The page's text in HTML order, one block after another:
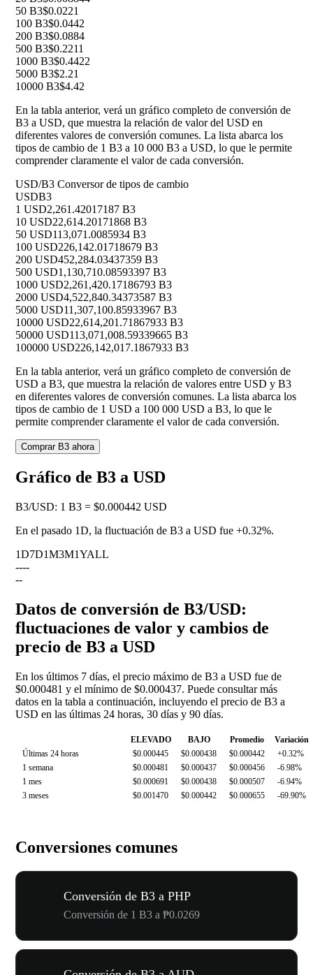
50 B3$0.0221
100 B3$0.0442
200 B3$0.0884
500 B3$0.2211
1000 B3$0.4422
5000 B3$2.21
10000 B3$4.42
En la tabla anterior, verá un gráfico completo de conversión de
B3 a USD, que muestra la relación de valor del USD en
diferentes valores de conversión comunes. La lista abarca los
tipos de cambio de 1 B3 a 10 000 B3 a USD, lo que le permite
comprender claramente el valor de cada conversión.
USD/B3 Conversor de tipos de cambio
USDB3
1 USD2,261.42017187 B3
10 USD22,614.20171868 B3
50 USD113,071.0085934 B3
100 USD226,142.01718679 B3
200 USD452,284.03437359 B3
500 USD1,130,710.08593397 B3
1000 USD2,261,420.17186793 B3
2000 USD4,522,840.34373587 B3
5000 USD11,307,100.85933967 B3
10000 USD22,614,201.71867933 B3
50000 USD113,071,008.59339665 B3
100000 USD226,142,017.1867933 B3
En la tabla anterior, verá un gráfico completo de conversión de
USD a B3, que muestra la relación de valores entre USD y B3
en diferentes valores de conversión comunes. La lista abarca los
tipos de cambio de 1 USD a 100 000 USD a B3, lo que le
permite comprender claramente el valor de cada conversión.
Comprar B3 ahora
Gráfico de B3 a USD
B3/USD: 1 B3 = $0.000442 USD
En el pasado 1D, la fluctuación de B3 a USD fue +0.32%.
1D7D1M3M1YALL
----
--
Datos de conversión de B3/USD:
fluctuaciones de valor y cambios de
precio de B3 a USD
En los últimos 7 días, el precio máximo de B3 a USD fue de
$0.000481 y el mínimo de $0.000437. Puede consultar más
datos en la tabla a continuación, incluyendo el precio de B3 a
USD en las últimas 24 horas, 30 días y 90 días.
ELEVADO BAJO Promedio
Variación
Últimas 24 horas
$0.000445 $0.000438 $0.000442
+0.32%
1 semana
$0.000481 $0.000437 $0.000456
-6.98%
1 mes
$0.000691 $0.000438 $0.000507
-6.94%
3 meses
$0.001470 $0.000442 $0.000655 -69.90%
Conversiones comunes
Conversión de B3 a PHP
Conversión de 1 B3 a ₱0.0269